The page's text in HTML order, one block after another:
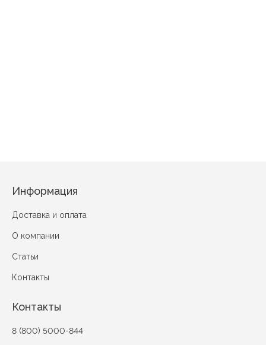
Информация
Доставка и оплата
О компании
Статьи
Контакты
Контакты
8 (800) 5000-844